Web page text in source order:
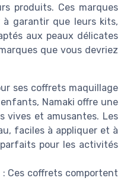
produits. Ces marques
garantir que leurs kits,
aux peaux délicates
que vous devriez
ses coffrets maquillage
Namaki offre une
vives et amusantes. Les
faciles à appliquer et à
pour les activités
: Ces coffrets comportent